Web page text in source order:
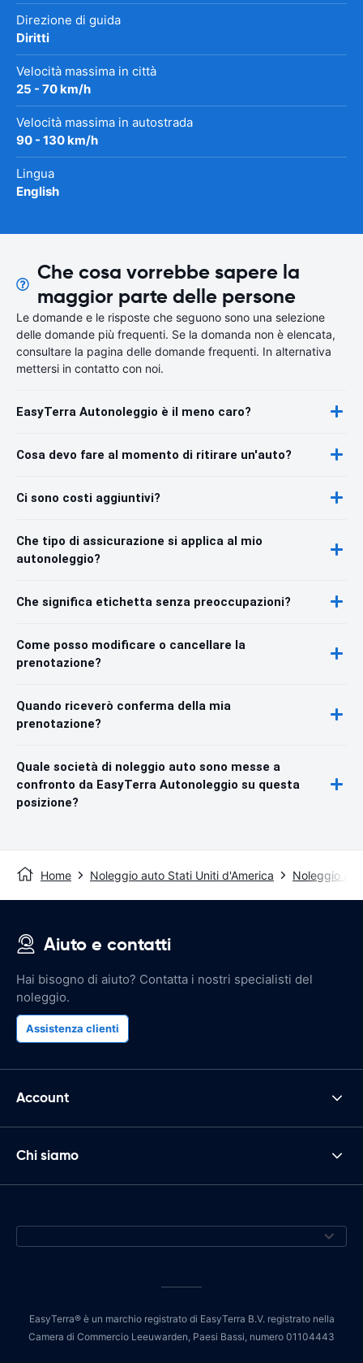
Direzione di guida
Diritti
Velocità massima in città
25 - 70 km/h
Velocità massima in autostrada
90 - 130 km/h
Lingua
English
Che cosa vorrebbe sapere la
maggior parte delle persone
Le domande e le risposte che seguono sono una selezione
delle domande più frequenti. Se la domanda non è elencata,
consultare la pagina delle domande frequenti. In alternativa
mettersi in contatto con noi.
EasyTerra Autonoleggio è il meno caro?
Cosa devo fare al momento di ritirare un'auto?
Ci sono costi aggiuntivi?
Che tipo di assicurazione si applica al mio
autonoleggio?
Che significa etichetta senza preoccupazioni?
Come posso modificare o cancellare la
prenotazione?
Quando riceverò conferma della mia
prenotazione?
Quale società di noleggio auto sono messe a
confronto da EasyTerra Autonoleggio su questa
posizione?
Home Noleggio auto Stati Uniti d'America Noleggio
Aiuto e contatti
Hai bisogno di aiuto? Contatta i nostri specialisti del
noleggio.
Assistenza clienti
Account
Chi siamo
EasyTerra® è un marchio registrato di EasyTerra B.V. registrato nella
Camera di Commercio Leeuwarden, Paesi Bassi, numero 01104443